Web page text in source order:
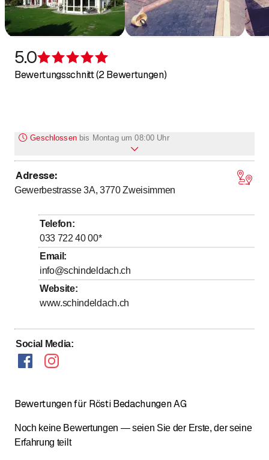
5.0
Bewertungsschnitt (2 Bewertungen)
Geschlossen bis Montag um 08:00 Uhr
Montag
00
Dienstag
Mittwoch
8:00- bis
12:00
Donnerstag
Freitag
Samstag
Sonntag
Adresse:
Gewerbestrasse 3A, 3770 Zweisimmen
Telefon:
033 722 40 00*
Email :
info@schindeldach.ch
Website:
www.schindeldach.ch
Social Media:
Bewertungen für Rösti Bedachungen AG
Noch keine Bewertungen — seien Sie der Erste, der seine
Erfahrung teilt